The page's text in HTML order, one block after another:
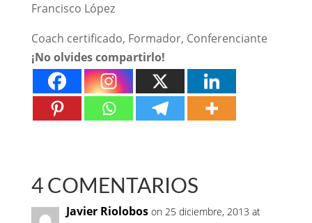
Francisco López
Coach certificado, Formador, Conferenciante
¡No olvides compartirlo!
4 COMENTARIOS
Javier Riolobos on 25 diciembre, 2013 at